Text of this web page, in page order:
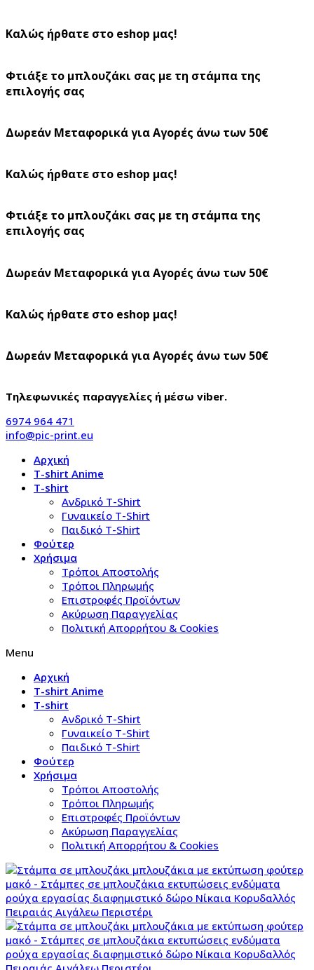
Καλώς ήρθατε στο eshop μας!
Φτιάξε το μπλουζάκι σας με τη στάμπα της
επιλογής σας
Δωρεάν Μεταφορικά για Αγορές άνω των 50€
Καλώς ήρθατε στο eshop μας!
Φτιάξε το μπλουζάκι σας με τη στάμπα της
επιλογής σας
Δωρεάν Μεταφορικά για Αγορές άνω των 50€
Καλώς ήρθατε στο eshop μας!
Δωρεάν Μεταφορικά για Αγορές άνω των 50€
Τηλεφωνικές παραγγελίες ή μέσω viber.
6974 964 471
info@pic-print.eu
Αρχική
T-shirt Anime
T-shirt
Aνδρικό Τ-Shirt
Γυναικείο T-Shirt
Παιδικό T-Shirt
Φούτερ
Χρήσιμα
Τρόποι Αποστολής
Τρόποι Πληρωμής
Επιστροφές Προϊόντων
Ακύρωση Παραγγελίας
Πολιτική Απορρήτου & Cookies
Menu
Αρχική
T-shirt Anime
T-shirt
Aνδρικό Τ-Shirt
Γυναικείο T-Shirt
Παιδικό T-Shirt
Φούτερ
Χρήσιμα
Τρόποι Αποστολής
Τρόποι Πληρωμής
Επιστροφές Προϊόντων
Ακύρωση Παραγγελίας
Πολιτική Απορρήτου & Cookies